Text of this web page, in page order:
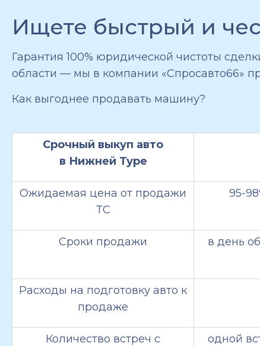
Ищете быстрый и
Гарантия 100% юридической чистоты
области — мы в компании «Спросавто66»
Как выгоднее продавать машину?
Срочный выкуп авто
в Нижней Туре
Ожидаемая цена от продажи
ТС
95-
Сроки продажи в день
Расходы на подготовку авто к
продаже
Количество встреч с
одной